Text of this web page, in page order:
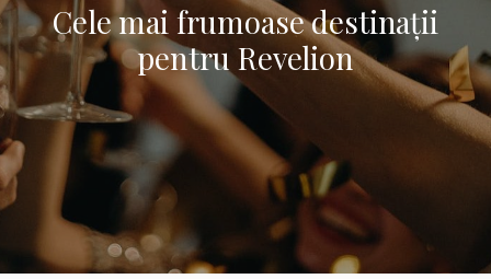
Cele mai frumoase destinații
pentru Revelion